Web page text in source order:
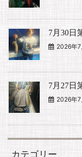
7月30日
2026年7
7月27日
2026年7
カテゴリー